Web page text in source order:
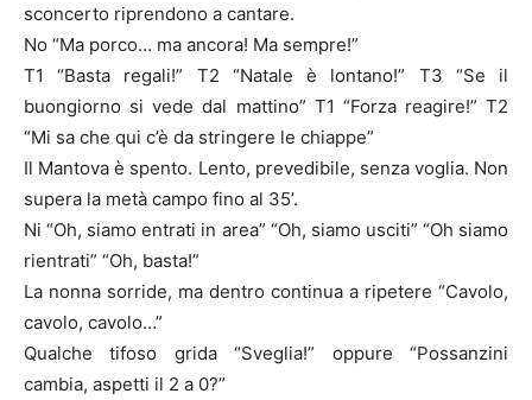
sconcerto riprendono a cantare.
No “Ma porco… ma ancora! Ma sempre!”
T1 “Basta regali!” T2 “Natale è lontano!” T3 “Se il
buongiorno si vede dal mattino” T1 “Forza reagire!” T2
“Mi sa che qui c’è da stringere le chiappe”
Il Mantova è spento. Lento, prevedibile, senza voglia. Non
supera la metà campo fino al 35’.
Ni “Oh, siamo entrati in area” “Oh, siamo usciti” “Oh siamo
rientrati” “Oh, basta!”
La nonna sorride, ma dentro continua a ripetere “Cavolo,
cavolo, cavolo…”
Qualche tifoso grida “Sveglia!” oppure “Possanzini
cambia, aspetti il 2 a 0?”